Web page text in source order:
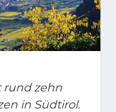
rund zehn
in Südtirol.